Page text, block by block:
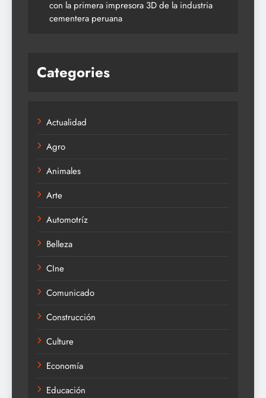
con la primera impresora 3D de la industria
cementera peruana
Categories
Actualidad
Agro
Animales
Arte
Automotríz
Belleza
CIne
Comunicado
Construcción
Culture
Economía
Educación